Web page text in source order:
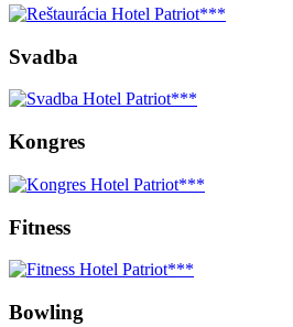
Svadba
Kongres
Fitness
Bowling